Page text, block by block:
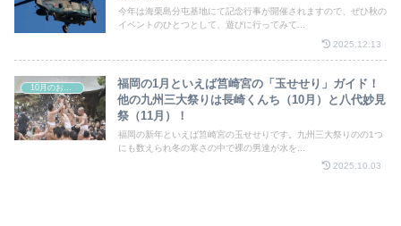
今年は海栗島分屯基地にて記念行事が開催されますので、ぜひ秋の
イベントのひとつとして、遊びに行ってみて...
2025.12.13
10月のお祭り
福岡の1月といえば筥崎宮の「玉せせり」ガイド！
他の九州三大祭りは長崎くんち（10月）と八代妙見
祭（11月）！
福岡の新年といえば筥崎宮の玉せせりです。九州三大祭りのの1つ
にも数えられ冬の寒さの中で裸の男達が水を...
2025.10.03